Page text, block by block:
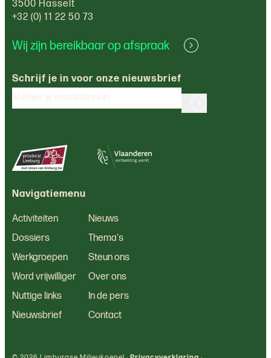
3500 Hasselt
+32 (0) 11 22 50 73
Wij zijn bereikbaar op afspraak
Schrijf je in voor onze nieuwsbrief
Navigatiemenu
Activiteiten
Nieuws
Dossiers
Thema's
Werkgroepen
Steun ons
Word vrijwilliger
Over ons
Nuttige links
In de pers
Nieuwsbrief
Contact